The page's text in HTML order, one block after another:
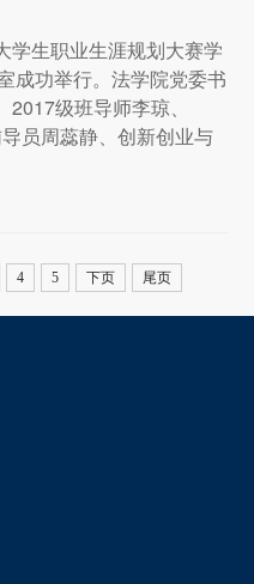
学生职业生涯规划大赛学
成功举行。法学院党委书
级班导师李琼、
员周蕊静、创新创业与
4 5 下页 尾页